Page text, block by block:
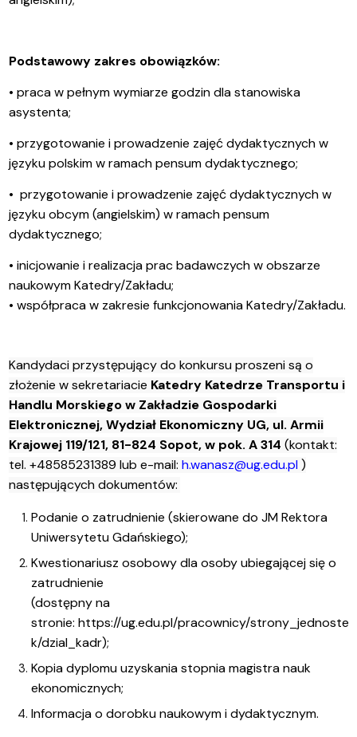
Podstawowy zakres obowiązków:
• praca w pełnym wymiarze godzin dla stanowiska
asystenta;
• przygotowanie i prowadzenie zajęć dydaktycznych w
języku polskim wramach pensum dydaktycznego;
• przygotowanie i prowadzenie zajęć dydaktycznych w
języku obcym (angielskim) w ramach pensum
dydaktycznego;
• inicjowanie i realizacja prac badawczych w obszarze
naukowym Katedry/Zakładu;
• współpraca w zakresie funkcjonowania Katedry/Zakładu.
Kandydaci przystępujący do konkursu proszeni są o
złożenie w sekretariacie Katedry Katedrze Transportu i
Handlu Morskiego w Zakładzie Gospodarki
Elektronicznej, Wydział Ekonomiczny UG, ul. Armii
Krajowej 119/121, 81-824 Sopot, w pok. A 314 (kontakt:
tel. +48585231389 lub e-mail: h.wanasz@ug.edu.pl)
następujących dokumentów:
Podanie o zatrudnienie (skierowane do JM Rektora
Uniwersytetu Gdańskiego);
Kwestionariusz osobowy dla osoby ubiegającej się o
zatrudnienie
(dostępny na
stronie: https://ug.edu.pl/pracownicy/strony_jednoste
k/dzial_kadr);
Kopia dyplomu uzyskania stopnia magistra nauk
ekonomicznych;
Informacja o dorobku naukowym i dydaktycznym.